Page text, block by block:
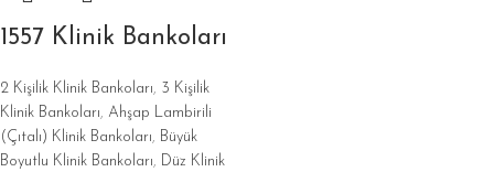
1557 Klinik Bankoları
2 Kişilik Klinik Bankoları, 3 Kişilik
Klinik Bankoları, Ahşap Lambirili
(Çıtalı) Klinik Bankoları, Büyük
Boyutlu Klinik Bankoları, Düz Klinik